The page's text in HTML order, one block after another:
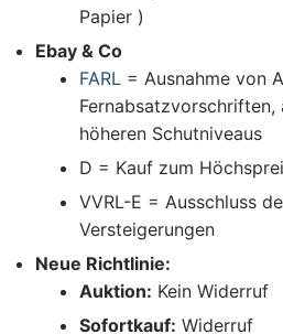
Papier )
Ebay & Co
FARL = Ausnahme von
höheren Schutniveaus
D = Kauf zum
VVRL-E = Ausschluss
Versteigerungen
Neue Richtlinie:
Auktion: Kein Widerruf
Sofortkauf: Widerruf